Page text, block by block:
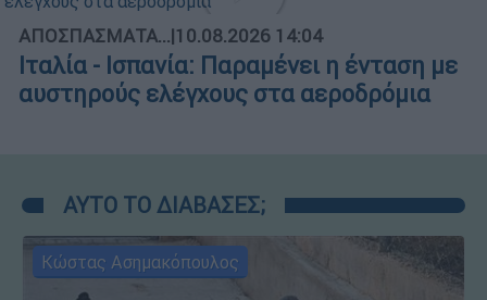
ΑΠΟΣΠΑΣΜΑΤΑ...|10.08.2026 14:04
Ιταλία - Ισπανία: Παραμένει η ένταση με
αυστηρούς ελέγχους στα αεροδρόμια
ΑΥΤΟ ΤΟ ΔΙΑΒΑΣΕΣ;
Κώστας Ασημακόπουλος